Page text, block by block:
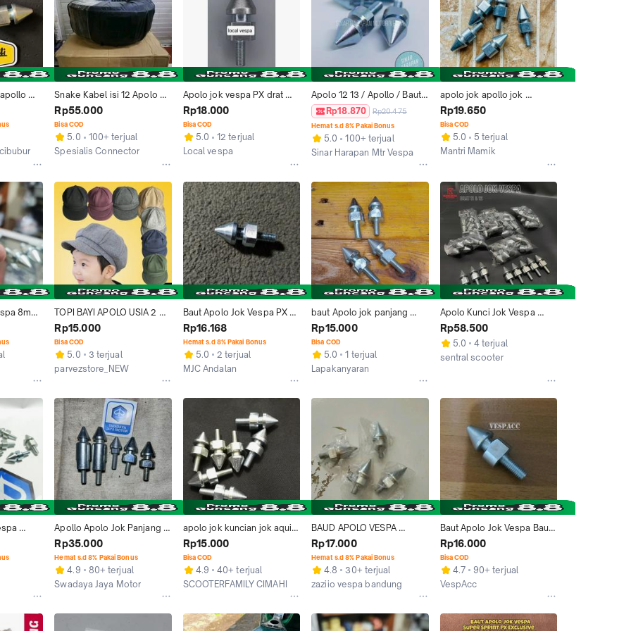
Snake Kabel isi 12 Apolo
Khusus Harga Eceran
Rp55.000
Bisa COD
5.0
100+ terjual
Spesialis Connector
Apolo jok vespa PX drat
8mm/ Baut 12
Rp18.000
Bisa COD
5.0
12 terjual
Local vespa
Apolo 12 13 / Apollo / Baut
Penahan Kaitan Jok Vespa
Rp18.870 Rp20.475
Hemat s.d 8% Pakai Bonus
5.0
100+ terjual
Sinar Harapan Mtr Vespa
apolo jok apollo jok
panjang baut 12 vespa px e
px ps excel spartan strada
Rp19.650
Bisa COD
5.0
5 terjual
Mantri Mamik
8mm
PX
TOPI BAYI APOLO USIA 2
BULAN SAMPAI 12 BULAN
Rp15.000
Bisa COD
5.0
3 terjual
parvezstore_NEW
Baut Apolo Jok Vespa PX
8mm Apollo Jok Kunci 12
dan 13 Vespa
Rp16.168
Hemat s.d 8% Pakai Bonus
5.0
2 terjual
MJC Andalan
baut Apolo jok panjang
Vespa drat 11/12
Rp15.000
Bisa COD
5.0
1 terjual
Lapakanyaran
Apolo Kunci Jok Vespa
Panjang Super Sprint PX
PTS Drat 11 12 STD
Rp58.500
5.0
4 terjual
sentral scooter
Apollo Apolo Jok Panjang 11
12 Vespa Super Sprint VBB
PX Yankee Nisa PTS
Rp35.000
Hemat s.d 8% Pakai Bonus
4.9
80+ terjual
Swadaya Jaya Motor
apolo jok kuncian jok aquila
jok panjang drat 12 dan 11
Rp15.000
Bisa COD
4.9
40+ terjual
SCOOTERFAMILY CIMAHI
BAUD APOLO VESPA
UKURAN 11 & 12
Rp17.000
Hemat s.d 8% Pakai Bonus
4.8
30+ terjual
zaziio vespa bandung
Baut Apolo Jok Vespa Baut
11 / Baut 12
Rp16.000
Bisa COD
4.7
90+ terjual
VespAcc